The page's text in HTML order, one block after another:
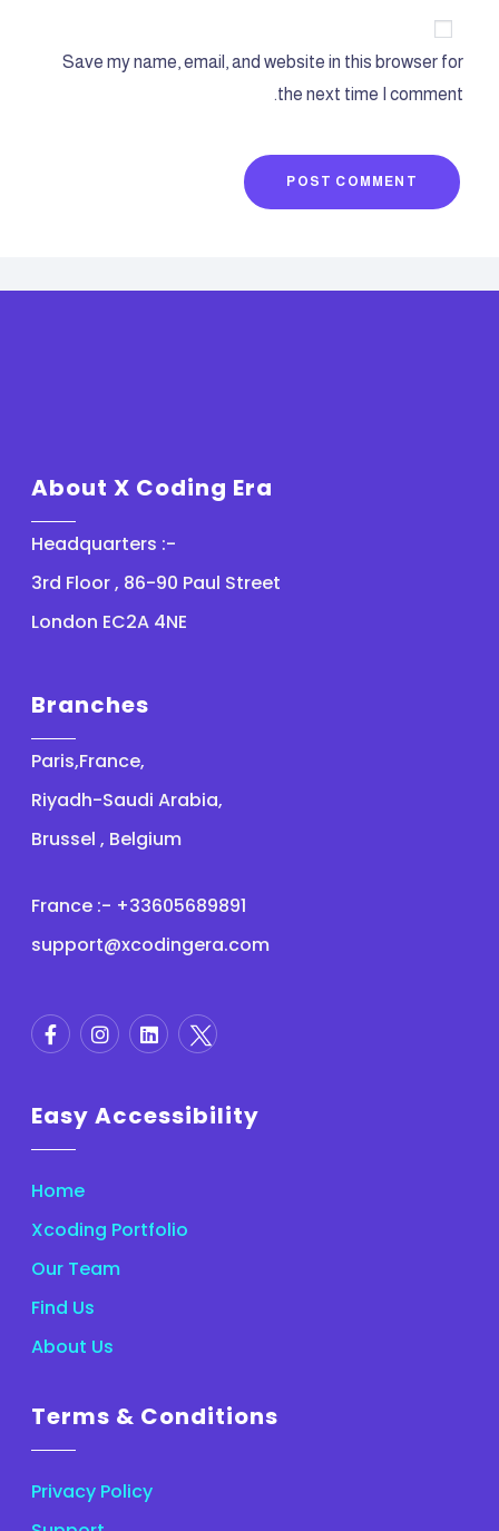
Save my name, email, and website in this browser for
the next time I comment.
POST COMMENT
About X Coding Era
Headquarters :-
3rd Floor , 86-90 Paul Street
London EC2A 4NE
Branches
Paris,France,
Riyadh-Saudi Arabia,
Brussel , Belgium
France :- +33605689891
support@xcodingera.com
Easy Accessibility
Home
Xcoding Portfolio
Our Team
Find Us
About Us
Terms & Conditions
Privacy Policy